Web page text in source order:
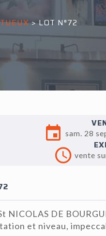
>LOT N°72
sam. 28
vente
NICOLAS DE
et niveau,